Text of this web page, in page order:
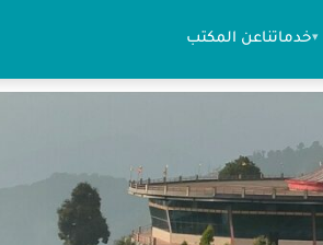
خدماتناعن المكتب